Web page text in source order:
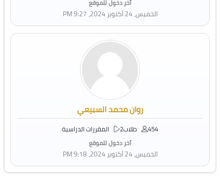
آخر دخول للموقع
الخميس، 24 أكتوبر 2024، 9:27 PM
روان محمد السبيعي
454 طلاب 2 المقررات الدراسية
آخر دخول للموقع
الخميس، 24 أكتوبر 2024، 9:18 PM